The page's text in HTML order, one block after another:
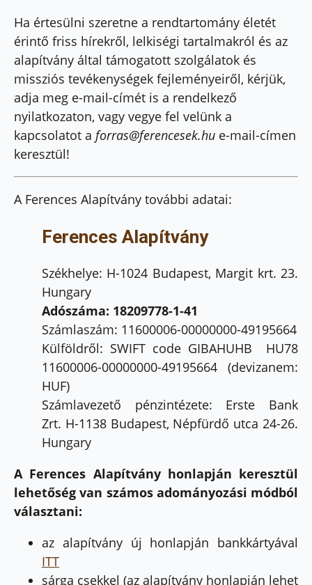
Ha értesülni szeretne a rendtartomány életét
érintő friss hírekről, lelkiségi tartalmakról és az
alapítvány által támogatott szolgálatok és
missziós tevékenységek fejleményeiről, kérjük,
adja meg e-mail-címét is a rendelkező
nyilatkozaton, vagy vegye fel velünk a
kapcsolatot a forras@ferencesek.hu e-mail-címen
keresztül!
A Ferences Alapítvány további adatai:
Ferences Alapítvány
Székhelye: H-1024 Budapest, Margit krt. 23.
Hungary
Adószáma: 18209778-1-41
Számlaszám: 11600006-00000000-49195664
Külföldről: SWIFT code GIBAHUHB HU78
11600006-00000000-49195664 (devizanem:
HUF)
Számlavezető pénzintézete: Erste Bank
Zrt. H-1138 Budapest, Népfürdő utca 24-26.
Hungary
A Ferences Alapítvány honlapján keresztül
lehetőség van számos adományozási módból
választani:
az alapítvány új honlapján bankkártyával
ITT
sárga csekkel (az alapítvány honlapján lehet